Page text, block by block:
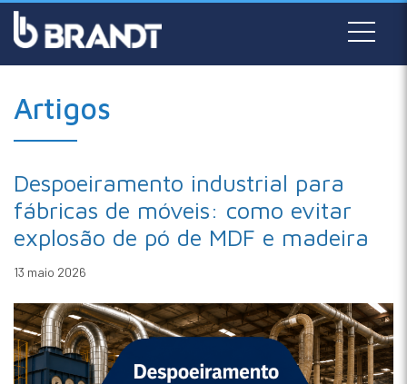
Artigos
Despoeiramento industrial para
fábricas de móveis: como evitar
explosão de pó de MDF e madeira
13 maio 2026